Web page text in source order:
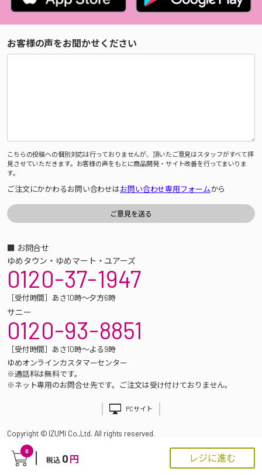
0
税込 0 円 レジに進む
お客様の声をお聞かせください
こちらの投稿への個別対応は行っておりませんが、頂いたご意見はスタッフがすべて拝
見させていただきます。お客様の声をもとに商品開発・サイト改善を行ってまいりま
す。
ご注文にかかわるお問い合わせはお問い合わせ専用フォームから
■ お問合せ
ゆめタウン・ゆめマート・ユアーズ
0120-37-1947
［受付時間］あさ10時～夕方6時
サニー
0120-93-8851
［受付時間］あさ10時～よる9時
ゆめオンラインカスタマーセンター
※通話料は無料です。
※ネット専用のお問合せ先です。ご注文は受け付けておりません。
PCサイト
Copyright © IZUMI Co.,Ltd. All rights reserved.